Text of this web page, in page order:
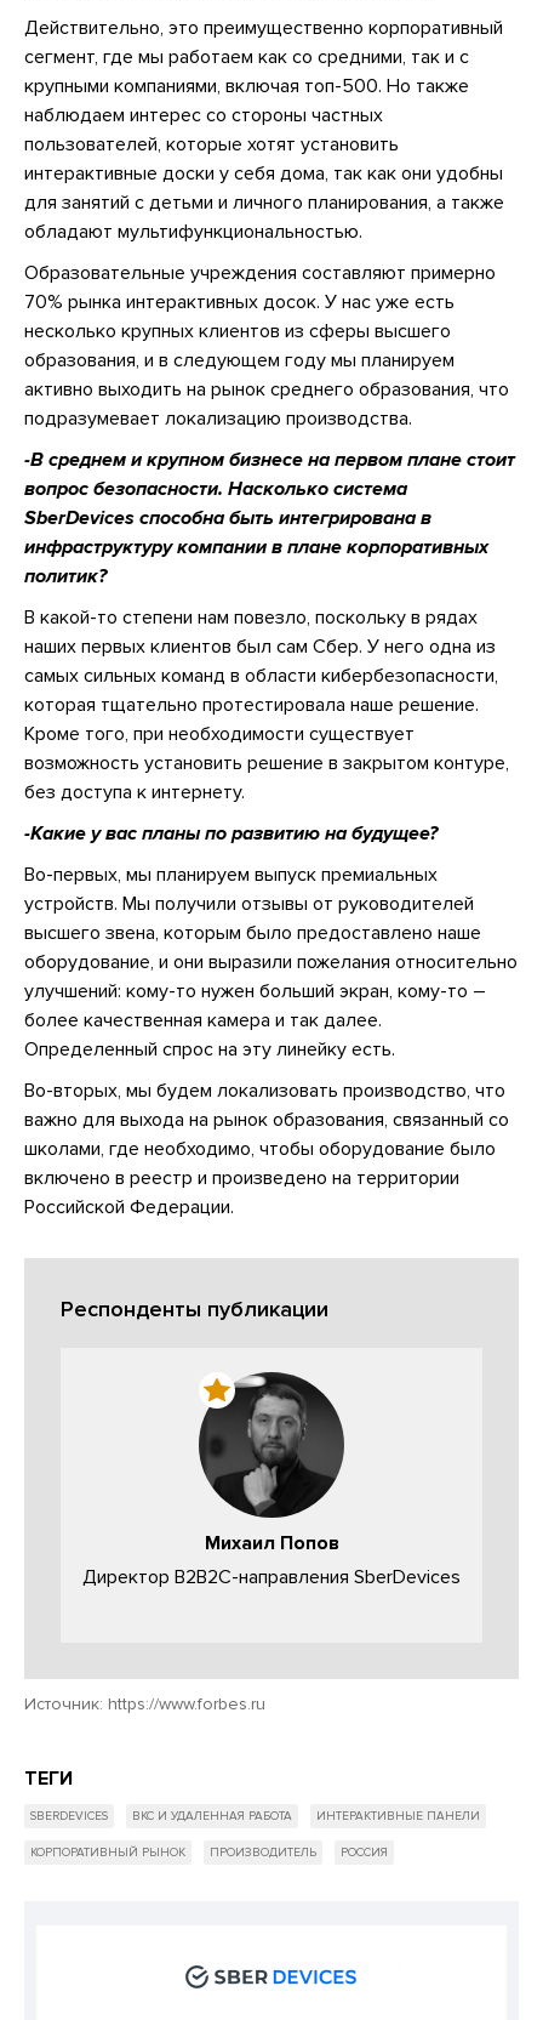
Действительно, это преимущественно корпоративный
сегмент, где мы работаем как со средними, так и с
крупными компаниями, включая топ-500. Но также
наблюдаем интерес со стороны частных
пользователей, которые хотят установить
интерактивные доски у себя дома, так как они удобны
для занятий с детьми и личного планирования, а также
обладают мультифункциональностью.
Образовательные учреждения составляют примерно
70% рынка интерактивных досок. У нас уже есть
несколько крупных клиентов из сферы высшего
образования, и в следующем году мы планируем
активно выходить на рынок среднего образования, что
подразумевает локализацию производства.
-В среднем и крупном бизнесе на первом плане стоит
вопрос безопасности. Насколько система
SberDevices способна быть интегрирована в
инфраструктуру компании в плане корпоративных
политик?
В какой-то степени нам повезло, поскольку в рядах
наших первых клиентов был сам Сбер. У него одна из
самых сильных команд в области кибербезопасности,
которая тщательно протестировала наше решение.
Кроме того, при необходимости существует
возможность установить решение в закрытом контуре,
без доступа к интернету.
-Какие у вас планы по развитию на будущее?
Во-первых, мы планируем выпуск премиальных
устройств. Мы получили отзывы от руководителей
высшего звена, которым было предоставлено наше
оборудование, и они выразили пожелания относительно
улучшений: кому-то нужен больший экран, кому-то –
более качественная камера и так далее.
Определенный спрос на эту линейку есть.
Во-вторых, мы будем локализовать производство, что
важно для выхода на рынок образования, связанный со
школами, где необходимо, чтобы оборудование было
включено в реестр и произведено на территории
Российской Федерации.
Респонденты публикации
Михаил Попов
Директор B2B2C-направления SberDevices
Источник: https://www.forbes.ru
ТЕГИ
SBERDEVICES ВКС И УДАЛЕННАЯ РАБОТА ИНТЕРАКТИВНЫЕ ПАНЕЛИ
КОРПОРАТИВНЫЙ РЫНОК ПРОИЗВОДИТЕЛЬ РОССИЯ